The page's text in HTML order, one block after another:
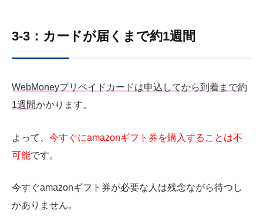
3-3：カードが届くまで約1週間
WebMoneyプリペイドカードは申込してから到着まで約
1週間かかります。
よって、 今すぐにamazonギフト券を購入することは不
可能です。
今すぐamazonギフト券が必要な人は残念ながら待つし
かありません。